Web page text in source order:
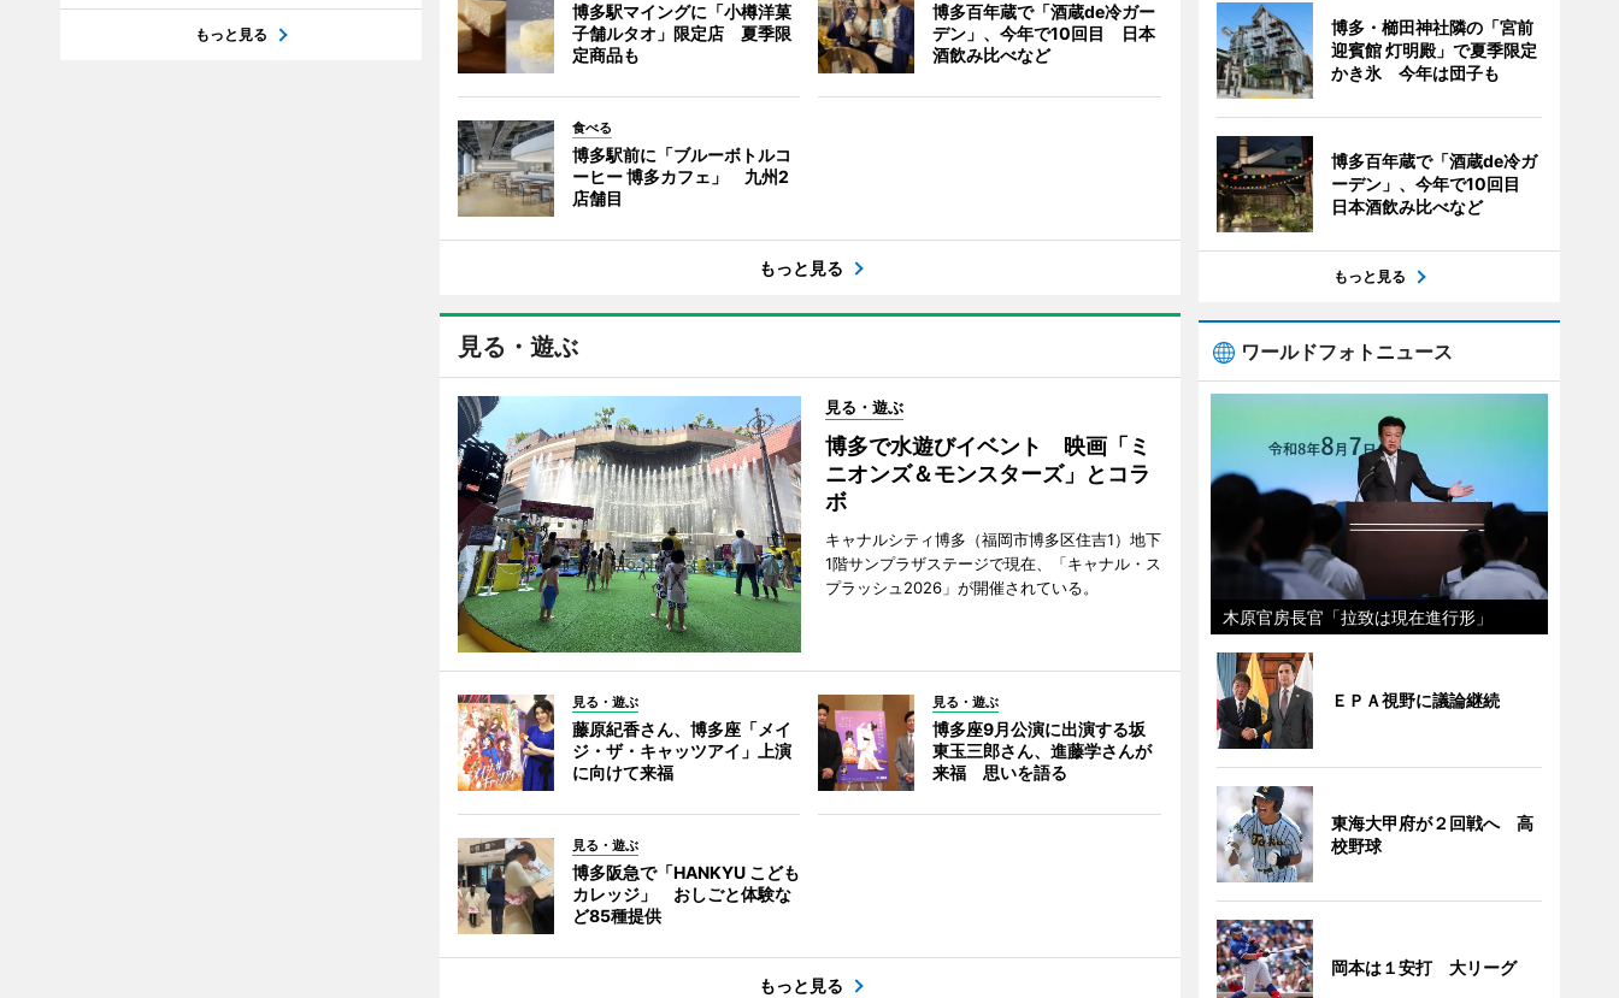
博多駅マイングに「小樽洋菓
子舗ルタオ」限定店 夏季限
定商品も
博多百年蔵で「酒蔵de冷ガー
デン」、今年で10回目 日本
酒飲み比べなど
食べる
博多駅前に「ブルーボトルコ
ーヒー 博多カフェ」 九州2
店舗目
もっと見る
見る・遊ぶ
見る・遊ぶ
博多で水遊びイベント 映画「ミ
ニオンズ＆モンスターズ」とコラ
ボ
キャナルシティ博多（福岡市博多区住吉1）地下
1階サンプラザステージで現在、「キャナル・ス
プラッシュ2026」が開催されている。
見る・遊ぶ
藤原紀香さん、博多座「メイ
ジ・ザ・キャッツアイ」上演
に向けて来福
見る・遊ぶ
博多座9月公演に出演する坂
東玉三郎さん、進藤学さんが
来福 思いを語る
見る・遊ぶ
博多阪急で「HANKYU こども
カレッジ」 おしごと体験な
ど85種提供
もっと見る
もっと見る
博多・櫛田神社隣の「宮前
迎賓館 灯明殿」で夏季限定
かき氷 今年は団子も
博多百年蔵で「酒蔵de冷ガ
ーデン」、今年で10回目
日本酒飲み比べなど
もっと見る
ワールドフォトニュース
木原官房長官「拉致は現在進行形」
ＥＰＡ視野に議論継続
東海大甲府が２回戦へ 高
校野球
岡本は１安打 大リーグ